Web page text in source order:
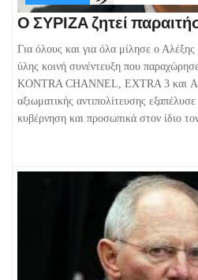
Ο ΣΥΡΙΖΑ ζητεί
Για όλους και για όλα μίλησε ο
ύλης κοινή συνέντευξη που
KONTRA CHANNEL, EXTRA 3 και
αξιωματικής αντιπολίτευσης
κυβέρνηση και προσωπικά στον ίδιο